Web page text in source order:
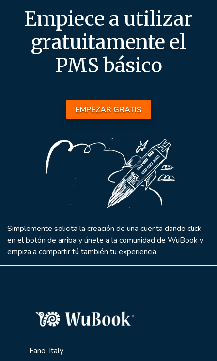
Empiece a utilizar
gratuitamente el
PMS básico
EMPEZAR GRATIS
Simplemente solicita la creación de una cuenta dando click
en el botón de arriba y únete a la comunidad de WuBook y
empiza a compartir tú también tu experiencia.
Fano, Italy